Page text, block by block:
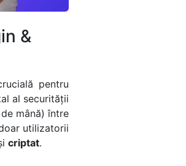
&
pentru
al securității
mână) între
utilizatorii
criptat.